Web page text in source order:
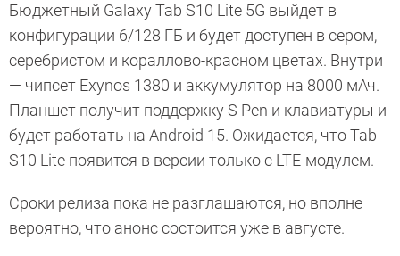
Бюджетный Galaxy Tab S10 Lite 5G выйдет в
конфигурации 6/128 ГБ и будет доступен в сером,
серебристом и кораллово-красном цветах. Внутри
— чипсет Exynos 1380 и аккумулятор на 8000 мАч.
Планшет получит поддержку S Pen и клавиатуры и
будет работать на Android 15. Ожидается, что Tab
S10 Lite появится в версии только с LTE-модулем.
Сроки релиза пока не разглашаются, но вполне
вероятно, что анонс состоится уже в августе.